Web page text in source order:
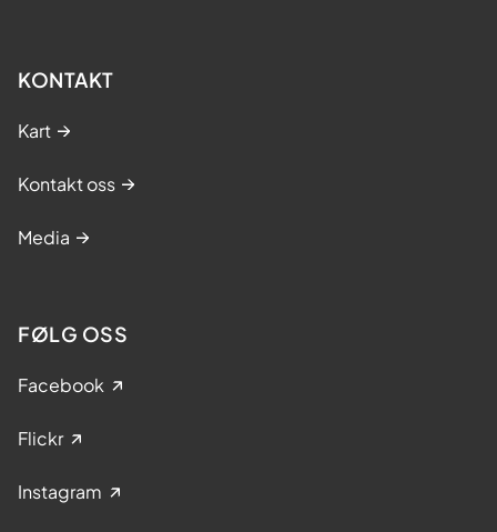
KONTAKT
Kart
Kontakt oss
Media
FØLG OSS
Facebook
Flickr
Instagram